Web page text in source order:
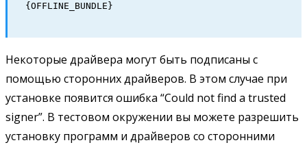
{OFFLINE_BUNDLE}
Некоторые драйвера могут быть подписаны с
помощью сторонних драйверов. В этом случае при
установке появится ошибка “Could not find a trusted
signer”. В тестовом окружении вы можете разрешить
установку программ и драйверов со сторонними